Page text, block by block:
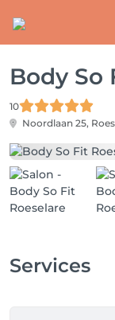
Body So
10
Noordlaan 25,
Services